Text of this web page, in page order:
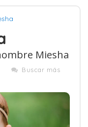
Miesha
Buscar más